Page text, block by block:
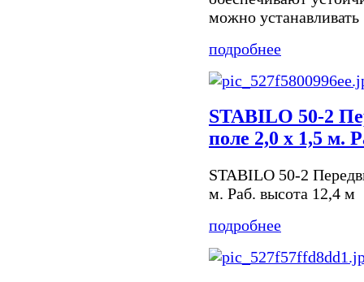
можно устанавливать
подробнее
STABILO 50-2
поле 2,0 х 1,5 м.
STABILO 50-2
м. Раб. высота 12,4 м
подробнее